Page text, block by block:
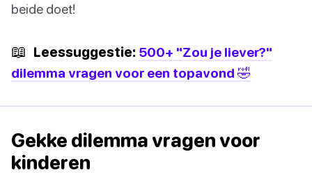
beide doet!
📖 Leessuggestie: 500+ "Zou je liever?"
dilemma vragen voor een topavond 🤣
Gekke dilemma vragen voor
kinderen